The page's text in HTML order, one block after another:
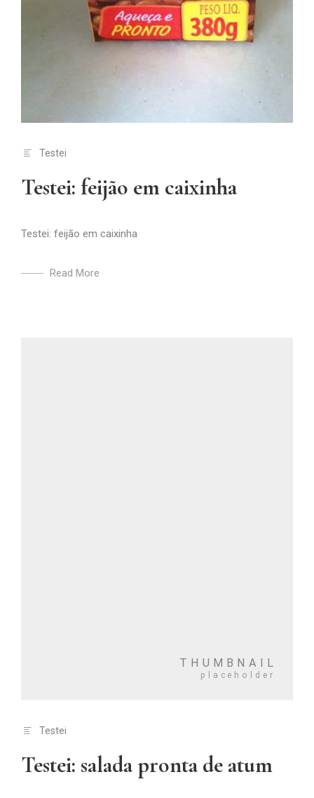
Testei
Testei: feijão em caixinha
Testei: feijão em caixinha
Read More
Testei
Testei: salada pronta de atum